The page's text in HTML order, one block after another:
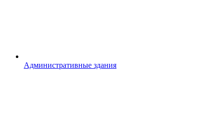
Административные здания